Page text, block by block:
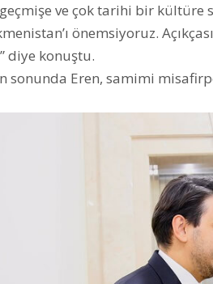
ve çok tarihi bir kültüre
önemsiyoruz.
diye konuştu.
sonunda Eren, samimi